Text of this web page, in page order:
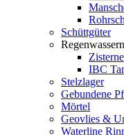
Schüttgüter
Zisterne
IBC
Stelzlager
Gebundene
Mörtel
Geovlies &
Waterline